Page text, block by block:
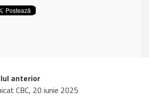
anterior
CBC, 20 iunie 2025